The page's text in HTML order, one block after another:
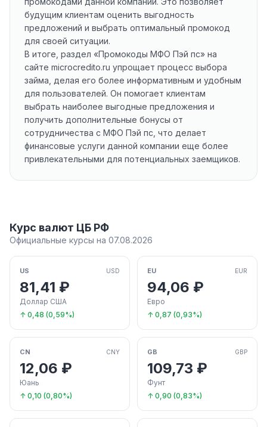
будущим клиентам оценить выгодность
предложений и выбрать оптимальный промокод
для своей ситуации.
В итоге, раздел «Промокоды МФО Пэй пс» на
сайте microcredito.ru упрощает процесс выбора
займа, делая его более информативным и удобным
для пользователей. Он помогает клиентам
выбрать наиболее выгодные предложения и
получить дополнительные бонусы от
сотрудничества с МФО Пэй пс, что делает
финансовые услуги данной компании еще более
привлекательными для потенциальных заемщиков.
Курс валют ЦБ РФ
Официальные курсы на 07.08.2026
US USD
81,41 ₽
Доллар США
↑ 0,48 (0,59%)
EU EUR
94,06 ₽
Евро
↑ 0,87 (0,93%)
CN CNY
12,06 ₽
Юань
↑ 0,10 (0,80%)
GB GBP
109,73 ₽
Фунт
↑ 0,90 (0,83%)